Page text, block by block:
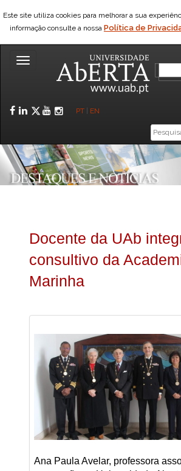
Este site utiliza cookies para melhorar a sua
informação consulte a nossa Política de
Toggle
Facebook
LinkedIn
Twitter
YouTube
Instagram
PT EN
Caixa
de
pesquisa
Docente da UAb
consultivo da
Marinha
Ana Paula Avelar, professora